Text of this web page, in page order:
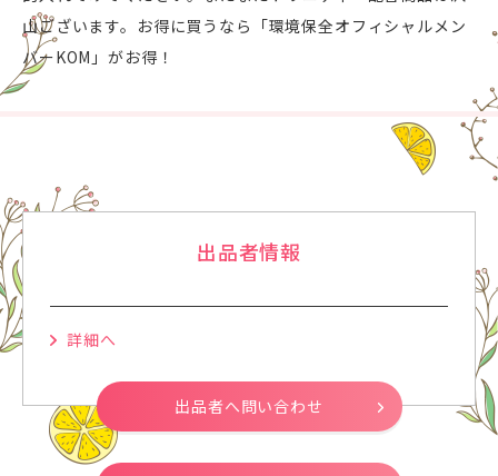
山ございます。お得に買うなら「環境保全オフィシャルメン
バーKOM」がお得！
出品者情報
詳細へ
出品者へ問い合わせ